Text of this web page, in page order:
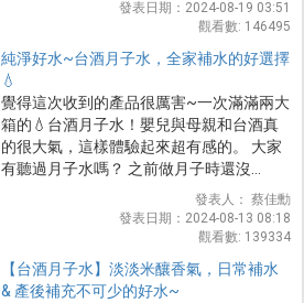
發表日期：2024-08-19 03:51
觀看數: 146495
純淨好水~台酒月子水，全家補水的好選擇
💧
覺得這次收到的產品很厲害~一次滿滿兩大
箱的💧台酒月子水！嬰兒與母親和台酒真
的很大氣，這樣體驗起來超有感的。 大家
有聽過月子水嗎？ 之前做月子時還沒...
發表人： 蔡佳勳
發表日期：2024-08-13 08:18
觀看數: 139334
【台酒月子水】淡淡米釀香氣，日常補水
& 產後補充不可少的好水~